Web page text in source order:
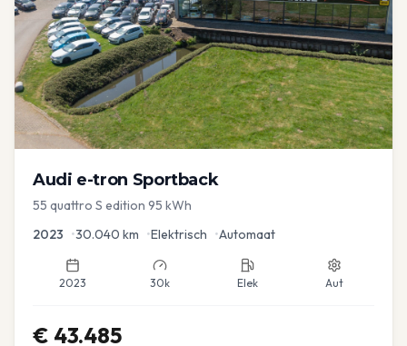
Audi e-tron Sportback
55 quattro S edition 95 kWh
2023 •30.040 km •Elektrisch •Automaat
2023 30k Elek Aut
€ 43.485